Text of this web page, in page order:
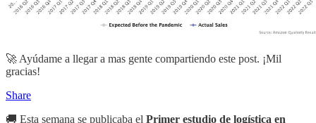
🚀 Ayúdame a llegar a mas gente compartiendo este post. ¡Mil
gracias!
Share
🚚 Esta semana se publicaba el Primer estudio de logística en